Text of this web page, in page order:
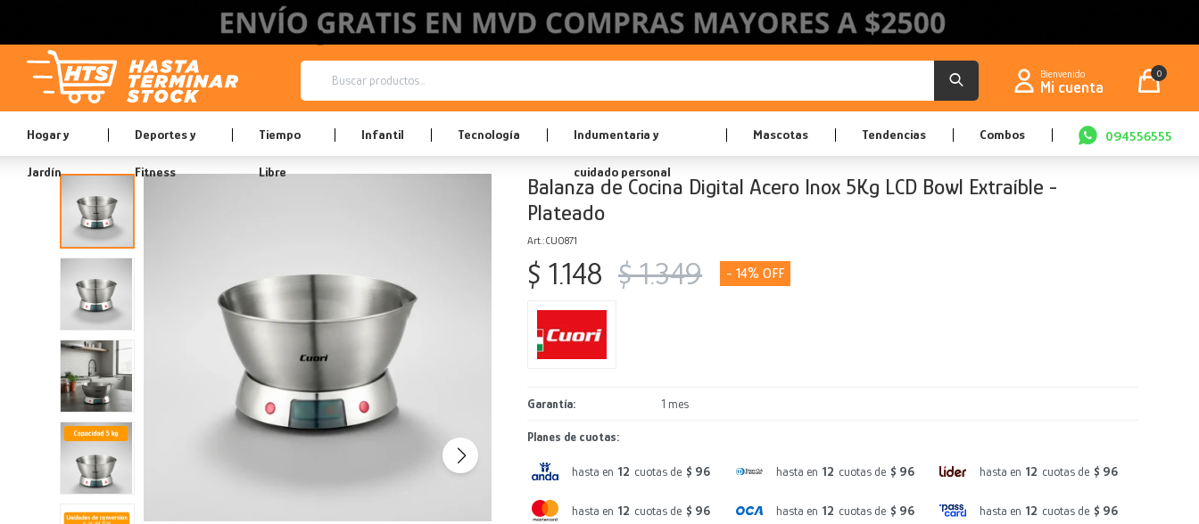
Hogar y
Jardín
Deportes y
Fitness
Tiempo
Libre
Infantil Tecnología Indumentaria y
cuidado personal
Mascotas Tendencias Combos 094556555
0
Balanza de Cocina Digital Acero Inox 5Kg LCD Bowl Extraíble -
Plateado
CUO871
$ 1.148 $ 1.349 14
Garantía 1 mes
Planes de cuotas:
hasta en 12 cuotas de $ 96 hasta en 12 cuotas de $ 96 hasta en 12 cuotas de $ 96
hasta en 12 cuotas de $ 96 hasta en 12 cuotas de $ 96 hasta en 12 cuotas de $ 96